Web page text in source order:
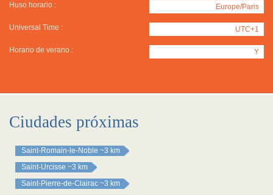
Huso horario : Europe/Paris
Universal Time : UTC+1
Horario de verano : Y
Ciudades próximas
Saint-Romain-le-Noble ~3 km
Saint-Urcisse ~3 km
Saint-Pierre-de-Clairac ~3 km